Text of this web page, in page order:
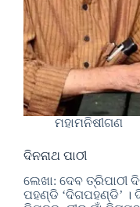
ମହାମନିଷୀଗଣ
ଦିନନାଥ ପାଠୀ
ଲେଖା: ଦେବ ତ୍ରିପାଠୀ
ପହଣ୍ଡି ‘ଦିଗପହଣ୍ଡି’ ।